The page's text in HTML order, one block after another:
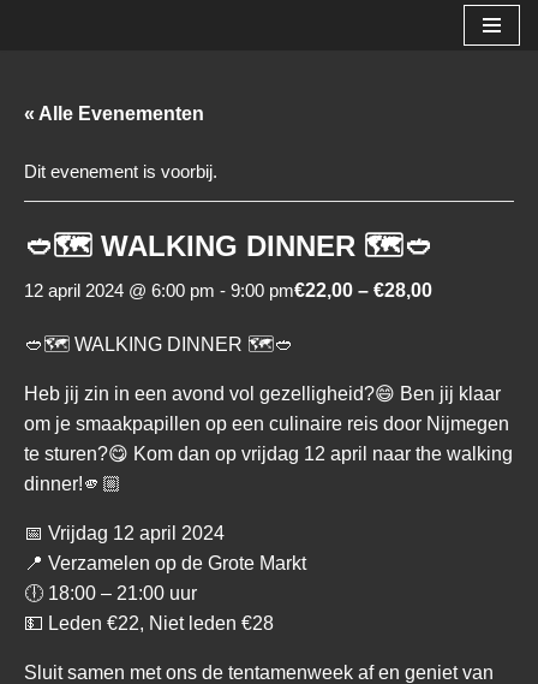
de
« Alle Evenementen
Dit evenement is voorbij.
🥙🗺 WALKING DINNER 🗺🥙
12 april 2024 @ 6:00 pm - 9:00 pm€22,00 – €28,00
🥙🗺 WALKING DINNER 🗺🥙
Heb jij zin in een avond vol gezelligheid?😄 Ben jij klaar
om je smaakpapillen op een culinaire reis door Nijmegen
te sturen?😋 Kom dan op vrijdag 12 april naar the walking
dinner!🫵🏼
📅 Vrijdag 12 april 2024
📍 Verzamelen op de Grote Markt
🕕 18:00 – 21:00 uur
💵 Leden €22, Niet leden €28
Sluit samen met ons de tentamenweek af en geniet van